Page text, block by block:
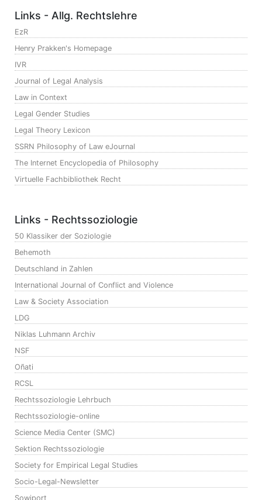
Links - Allg. Rechtslehre
EzR
Henry Prakken's Homepage
IVR
Journal of Legal Analysis
Law in Context
Legal Gender Studies
Legal Theory Lexicon
SSRN Philosophy of Law eJournal
The Internet Encyclopedia of Philosophy
Virtuelle Fachbibliothek Recht
Links - Rechtssoziologie
50 Klassiker der Soziologie
Behemoth
Deutschland in Zahlen
International Journal of Conflict and Violence
Law & Society Association
LDG
Niklas Luhmann Archiv
NSF
Oñati
RCSL
Rechtssoziologie Lehrbuch
Rechtssoziologie-online
Science Media Center (SMC)
Sektion Rechtssoziologie
Society for Empirical Legal Studies
Socio-Legal-Newsletter
Sowiport